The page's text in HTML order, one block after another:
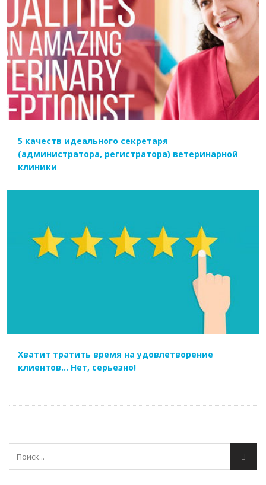
ЧИТАТЬ ДАЛЕЕ
5 качеств идеального секретаря
(администратора, регистратора) ветеринарной
клиники
Хватит тратить время на удовлетворение
клиентов… Нет, серьезно!